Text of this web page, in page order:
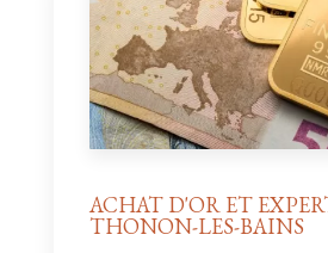
ACHAT D'OR ET
THONON-LES-BAINS